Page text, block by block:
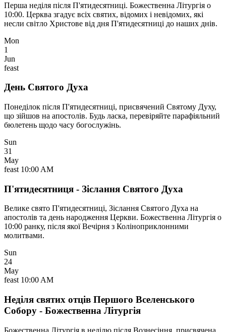
Перша неділя після П'ятидесятниці. Божественна Літургія о
10:00. Церква згадує всіх святих, відомих і невідомих, які
несли світло Христове від дня П'ятидесятниці до наших днів.
Mon
1
Jun
feast
День Святого Духа
Понеділок після П'ятидесятниці, присвячений Святому Духу,
що зійшов на апостолів. Будь ласка, перевіряйте парафіяльний
бюлетень щодо часу богослужінь.
Sun
31
May
feast 10:00 AM
П'ятидесятниця - Зіслання Святого Духа
Велике свято П'ятидесятниці, Зіслання Святого Духа на
апостолів та день народження Церкви. Божественна Літургія о
10:00 ранку, після якої Вечірня з Коліноприклонними
молитвами.
Sun
24
May
feast 10:00 AM
Неділя святих отців Першого Вселенського
Собору - Божественна Літургія
Божественна Літургія в неділю після Вознесіння, присвячена